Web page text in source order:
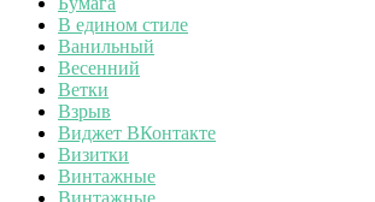
В едином стиле
Ванильный
Весенний
Ветки
Взрыв
Виджет ВКонтакте
Визитки
Винтажные
Винтажные